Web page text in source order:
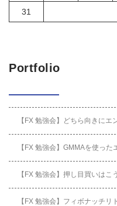
31
Portfolio
【FX 勉強会】どちら向きに
【FX 勉強会】GMMAを使った
【FX 勉強会】押し目買いはこ
【FX 勉強会】フィボナッチリ